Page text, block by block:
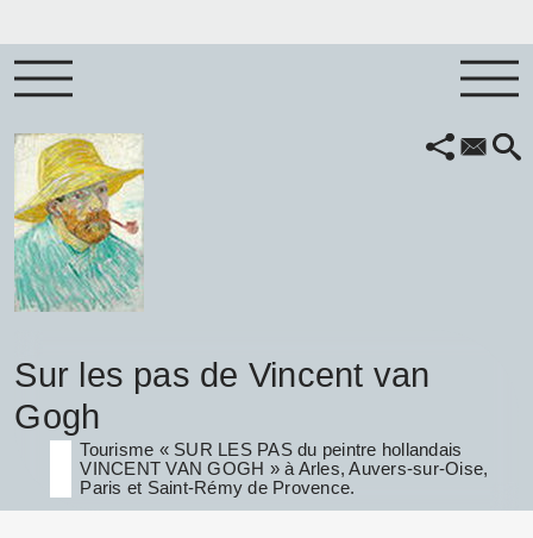
Sur les pas de Vincent van
Gogh
Tourisme « SUR LES PAS du peintre hollandais
VINCENT VAN GOGH » à Arles, Auvers-sur-Oise,
Paris et Saint-Rémy de Provence.